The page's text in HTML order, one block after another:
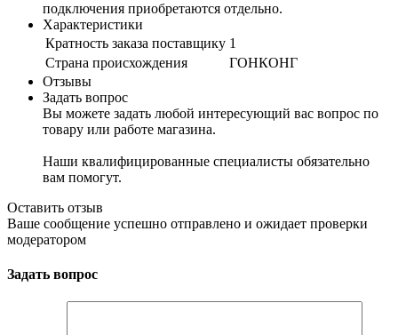
подключения приобретаются отдельно.
Характеристики
Кратность заказа поставщику 1
Страна происхождения
ГОНКОНГ
Отзывы
Задать вопрос
Вы можете задать любой интересующий вас вопрос по
товару или работе магазина.
Наши квалифицированные специалисты обязательно
вам помогут.
Оставить отзыв
Ваше сообщение успешно отправлено и ожидает проверки
модератором
Задать вопрос